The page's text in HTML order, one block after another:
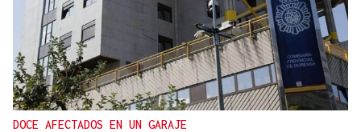
DOCE AFECTADOS EN UN GARAJE